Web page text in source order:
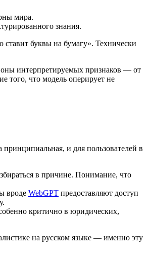
мира.
знания.
ставит буквы на бумагу». Технически
интерпретируемых признаков — от
того, что модель оперирует не
и для пользователей в
в причине. Понимание, что
вроде WebGPT предоставляют доступ
критично в юридических,
на русском языке — именно эту